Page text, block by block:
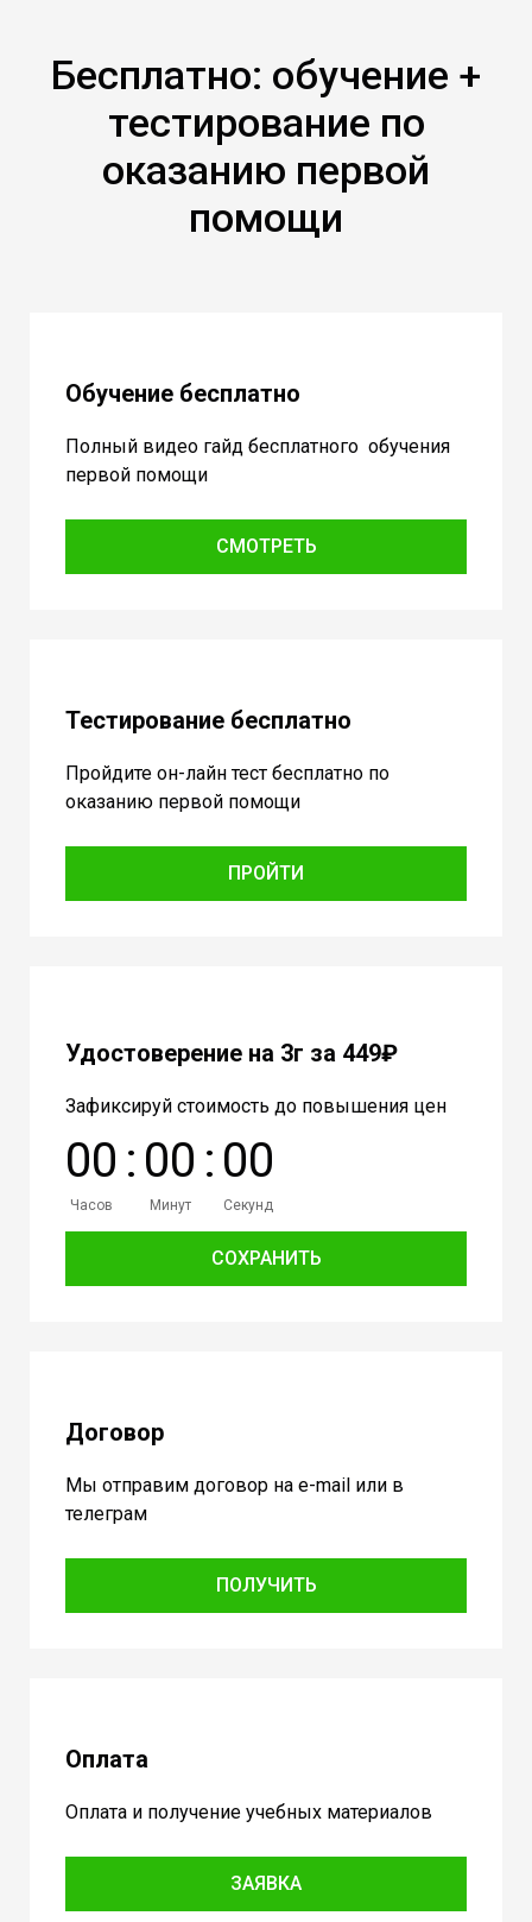
Бесплатно: обучение +
тестирование по
оказанию первой
помощи
Обучение бесплатно
Полный видео гайд бесплатного обучения
первой помощи
СМОТРЕТЬ
Тестирование бесплатно
Пройдите он-лайн тест бесплатно по
оказанию первой помощи
ПРОЙТИ
Удостоверение на 3г за 449₽
Зафиксируй стоимость до повышения цен
00
Часов
: 00
Минут
: 00
Секунд
СОХРАНИТЬ
Договор
Мы отправим договор на e-mail или в
телеграм
ПОЛУЧИТЬ
Оплата
Оплата и получение учебных материалов
ЗАЯВКА